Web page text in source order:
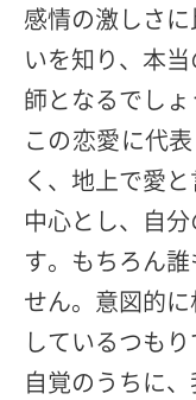
感情の激しさ
いを知り、本
師となるでし
この恋愛に代
く、地上で愛
中心とし、自
す。もちろん
せん。意図的
しているつも
自覚のうちに